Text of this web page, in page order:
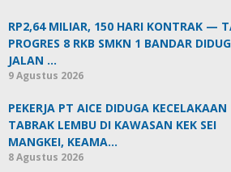
RP2,64 MILIAR, 150 HARI KONTRAK —
PROGRES 8 RKB SMKN 1 BANDAR
JALAN …
9 Agustus 2026
PEKERJA PT AICE DIDUGA KECELAKAAN
TABRAK LEMBU DI KAWASAN KEK SEI
MANGKEI, KEAMA…
8 Agustus 2026